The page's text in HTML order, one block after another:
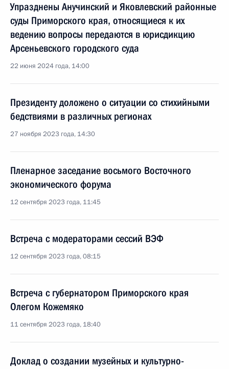
Упразднены Анучинский и Яковлевский районные
суды Приморского края, относящиеся к их
ведению вопросы передаются в юрисдикцию
Арсеньевского городского суда
22 июня 2024 года, 14:00
Президенту доложено о ситуации со стихийными
бедствиями в различных регионах
27 ноября 2023 года, 14:30
Пленарное заседание восьмого Восточного
экономического форума
12 сентября 2023 года, 11:45
Встреча с модераторами сессий ВЭФ
12 сентября 2023 года, 08:15
Встреча с губернатором Приморского края
Олегом Кожемяко
11 сентября 2023 года, 18:40
Доклад о создании музейных и культурно-